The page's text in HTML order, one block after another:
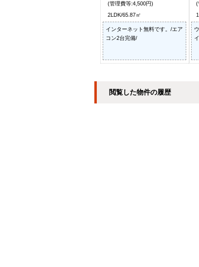
(管理費等:4,500円)
2LDK/65.87㎡
インターネット無料です。/エア
コン2台完備/
(
閲覧した物件の履歴